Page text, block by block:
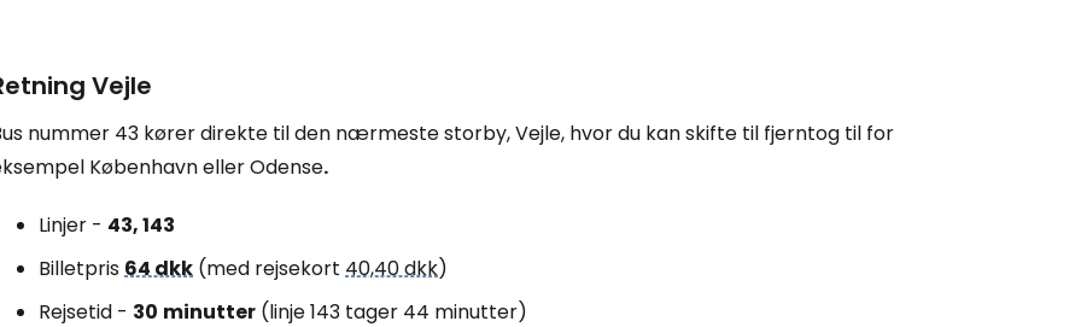
Vejle
nummer 43 kører direkte til den nærmeste storby, Vejle, hvor du kan skifte til fjerntog til for
København eller Odense.
Linjer - 43, 143
Billetpris64 dkk (med rejsekort 40,40 dkk)
Rejsetid - 30 minutter (linje 143 tager 44 minutter)